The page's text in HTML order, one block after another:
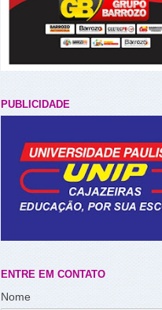
PUBLICIDADE
ENTRE EM CONTATO
Nome